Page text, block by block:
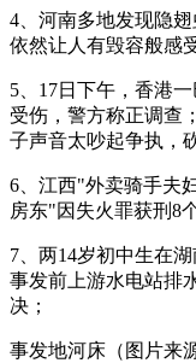
4、河南多地发现隐
依然让人有毁容般感
5、17日下午，香港
受伤，警方称正调查
子声音太吵起争执，
6、江西"外卖骑手夫
房东"因失火罪获刑8
7、两14岁初中生在
事发前上游水电站排
决；
事发地河床（图片来